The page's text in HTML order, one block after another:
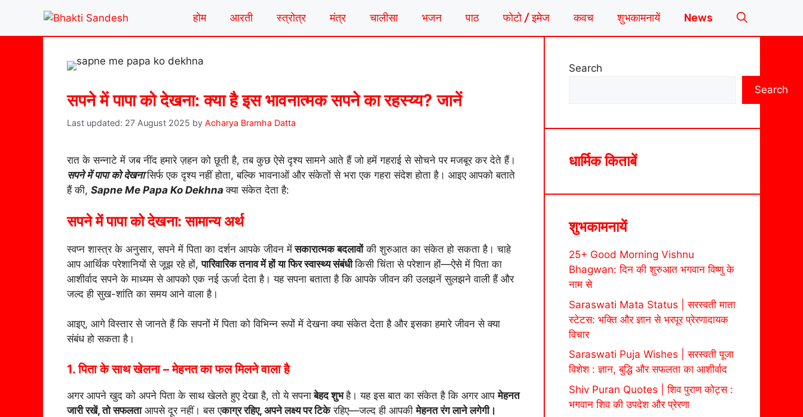
content
होम आरती स्त्रोत्र मंत्र चालीसा भजन पाठ फोटो / इमेज कवच शुभकामनायें News
सपने में पापा को देखना: क्या है इस भावनात्मक सपने का रहस्य्य? जानें
27 August 2025 by Acharya Bramha Datta
रात के सन्नाटे में जब नींद हमारे ज़हन को छूती है, तब कुछ ऐसे दृश्य सामने आते हैं जो हमें गहराई से सोचने पर मजबूर कर देते हैं।
सपने में पापा को देखनासिर्फ एक दृश्य नहीं होता, बल्कि भावनाओं और संकेतों से भरा एक गहरा संदेश होता है। आइए आपको बताते
हैं की, Sapne Me Papa Ko Dekhnaक्या संकेत देता है:
सपने में पापा को देखना: सामान्य अर्थ
स्वप्न शास्त्र के अनुसार, सपने में पिता का दर्शन आपके जीवन मेंसकारात्मक बदलावोंकी शुरुआत का संकेत हो सकता है। चाहे
आप आर्थिक परेशानियों से जूझ रहे हों,पारिवारिक तनाव में हों या फिर स्वास्थ्य संबंधीकिसी चिंता से परेशान हों—ऐसे में पिता का
आशीर्वाद सपने के माध्यम से आपको एक नई ऊर्जा देता है। यह सपना बताता है कि आपके जीवन की उलझनें सुलझने वाली हैं और
जल्द ही सुख-शांति का समय आने वाला है।
आइए, आगे विस्तार से जानते हैं कि सपनों में पिता को विभिन्न रूपों में देखना क्या संकेत देता है और इसका हमारे जीवन से क्या
संबंध हो सकता है।
1. पिता के साथ खेलना – मेहनत का फल मिलने वाला है
अगर आपने खुद को अपने पिता के साथ खेलते हुए देखा है, तो ये सपनाबेहद शुभहै। यह इस बात का संकेत है कि अगर आपमेहनत
जारी रखें, तो सफलताआपसे दूर नहीं। बस एकाग्र रहिए, अपने लक्ष्य पर टिकेरहिए—जल्द ही आपकीमेहनत रंग लाने लगेगी।
Search
Search
धार्मिक किताबें
शुभकामनायें
25+ Good Morning Vishnu
Bhagwan: दिन की शुरुआत भगवान विष्णु के
नाम से
Saraswati Mata Status | सरस्वती माता
स्टेटस: भक्ति और ज्ञान से भरपूर प्रेरणादायक
विचार
Saraswati Puja Wishes | सरस्वती पूजा
विशेश : ज्ञान, बुद्धि और सफलता का आशीर्वाद
Shiv Puran Quotes | शिव पुराण कोट्स :
भगवान शिव की उपदेश और प्रेरणा